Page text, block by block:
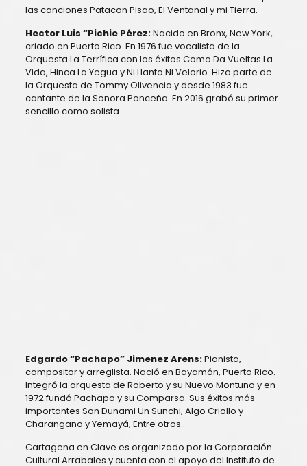
las canciones Patacon Pisao, El Ventanal y mi Tierra.
Hector Luis “Pichie Pérez:Nacido en Bronx, New York,
criado en Puerto Rico. En 1976 fue vocalista de la
Orquesta La Terrífica con los éxitos Como Da Vueltas La
Vida, Hinca La Yegua y Ni Llanto Ni Velorio. Hizo parte de
la Orquesta de Tommy Olivencia y desde 1983 fue
cantante de la Sonora Ponceña. En 2016 grabó su primer
sencillo como solista.
Edgardo “Pachapo” Jimenez Arens:Pianista,
compositor y arreglista. Nació en Bayamón, Puerto Rico.
Integró la orquesta de Roberto y su Nuevo Montuno y en
1972 fundó Pachapo y su Comparsa. Sus éxitos más
importantes Son Dunami Un Sunchi, Algo Criollo y
Charangano y Yemayá, Entre otros..
Cartagena en Clave es organizado por la Corporación
Cultural Arrabales y cuenta con el apoyo del Instituto de